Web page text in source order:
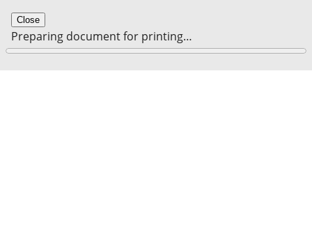
Close
Preparing document for printing…